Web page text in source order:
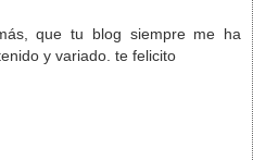
que tu blog siempre me ha
y variado. te felicito